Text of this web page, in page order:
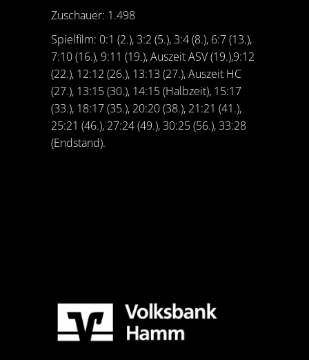
Zuschauer: 1.498
Spielfilm: 0:1 (2.), 3:2 (5.), 3:4 (8.), 6:7 (13.),
7:10 (16.), 9:11 (19.), Auszeit ASV (19.),9:12
(22.), 12:12 (26.), 13:13 (27.), Auszeit HC
(27.), 13:15 (30.), 14:15 (Halbzeit), 15:17
(33.), 18:17 (35.), 20:20 (38.), 21:21 (41.),
25:21 (46.), 27:24 (49.), 30:25 (56.), 33:28
(Endstand).